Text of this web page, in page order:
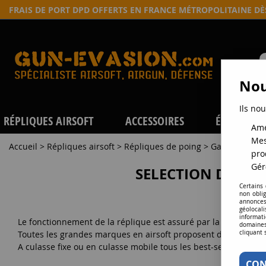
FRAIS DE PORT DPD OFFERTS EN FRANCE MÉTROPOLITAINE
RÉPLIQUES AIRSOFT ACCESSOIRES
Accueil > Répliques airsoft > Répliques de poing > Gaz
SELECTION DE
Le fonctionnement de la réplique est assuré par la charge
Toutes les grandes marques en airsoft proposent des
A culasse fixe ou en culasse mobile tous les best-sellers sont
Ils
Certains
non
cliquant